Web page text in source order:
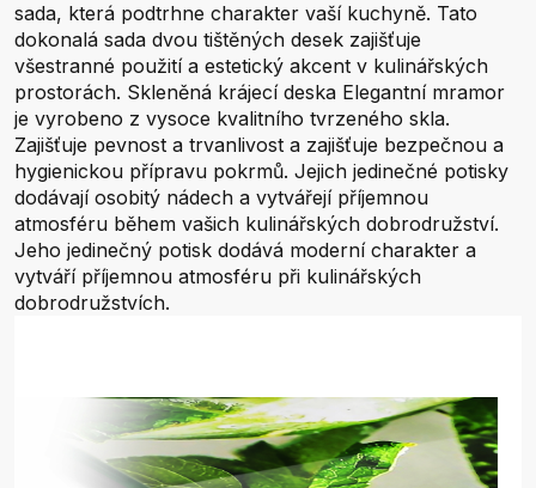
sada, která podtrhne charakter vaší kuchyně. Tato
dokonalá sada dvou tištěných desek zajišťuje
všestranné použití a estetický akcent v kulinářských
prostorách. Skleněná krájecí deska Elegantní mramor
je vyrobeno z vysoce kvalitního tvrzeného skla.
Zajišťuje pevnost a trvanlivost a zajišťuje bezpečnou a
hygienickou přípravu pokrmů. Jejich jedinečné potisky
dodávají osobitý nádech a vytvářejí příjemnou
atmosféru během vašich kulinářských dobrodružství.
Jeho jedinečný potisk dodává moderní charakter a
vytváří příjemnou atmosféru při kulinářských
dobrodružstvích.